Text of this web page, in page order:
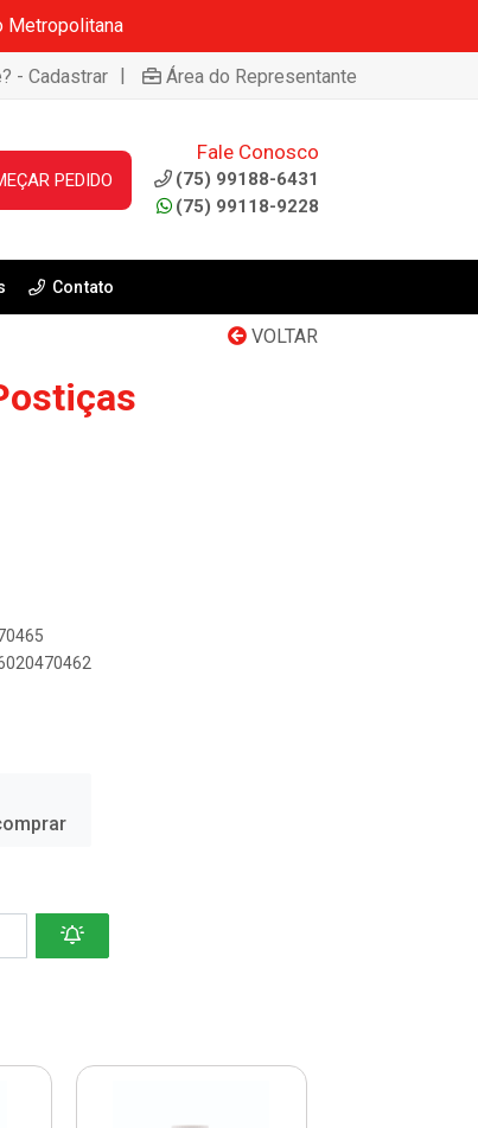
Metropolitana
- Cadastrar | Área do Representante
PEDIDO
Fale Conosco
(75) 99188-6431
(75) 99118-9228
Contato
VOLTAR